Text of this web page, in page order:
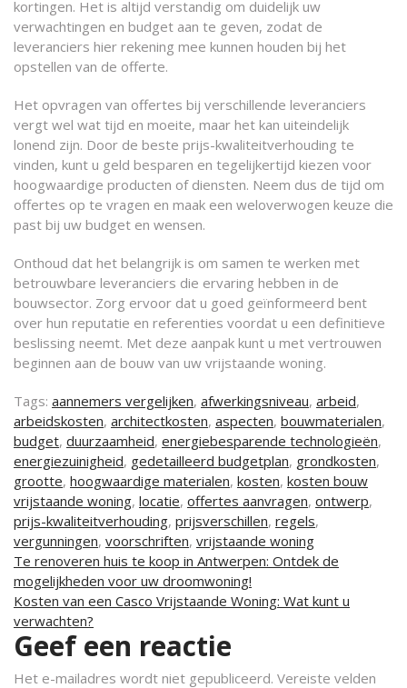
kortingen. Het is altijd verstandig om duidelijk uw
verwachtingen en budget aan te geven, zodat de
leveranciers hier rekening mee kunnen houden bij het
opstellen van de offerte.
Het opvragen van offertes bij verschillende leveranciers
vergt wel wat tijd en moeite, maar het kan uiteindelijk
lonend zijn. Door de beste prijs-kwaliteitverhouding te
vinden, kunt u geld besparen en tegelijkertijd kiezen voor
hoogwaardige producten of diensten. Neem dus de tijd om
offertes op te vragen en maak een weloverwogen keuze die
past bij uw budget en wensen.
Onthoud dat het belangrijk is om samen te werken met
betrouwbare leveranciers die ervaring hebben in de
bouwsector. Zorg ervoor dat u goed geïnformeerd bent
over hun reputatie en referenties voordat u een definitieve
beslissing neemt. Met deze aanpak kunt u met vertrouwen
beginnen aan de bouw van uw vrijstaande woning.
Tags: aannemers vergelijken, afwerkingsniveau, arbeid,
arbeidskosten, architectkosten, aspecten, bouwmaterialen,
budget, duurzaamheid, energiebesparende technologieën,
energiezuinigheid, gedetailleerd budgetplan, grondkosten,
grootte, hoogwaardige materialen, kosten, kosten bouw
vrijstaande woning, locatie, offertes aanvragen, ontwerp,
prijs-kwaliteitverhouding, prijsverschillen, regels,
vergunningen, voorschriften, vrijstaande woning
Berichtnavigatie
Te renoveren huis te koop in Antwerpen: Ontdek de
mogelijkheden voor uw droomwoning!
Kosten van een Casco Vrijstaande Woning: Wat kunt u
verwachten?
Geef een reactie
Het e-mailadres wordt niet gepubliceerd. Vereiste velden